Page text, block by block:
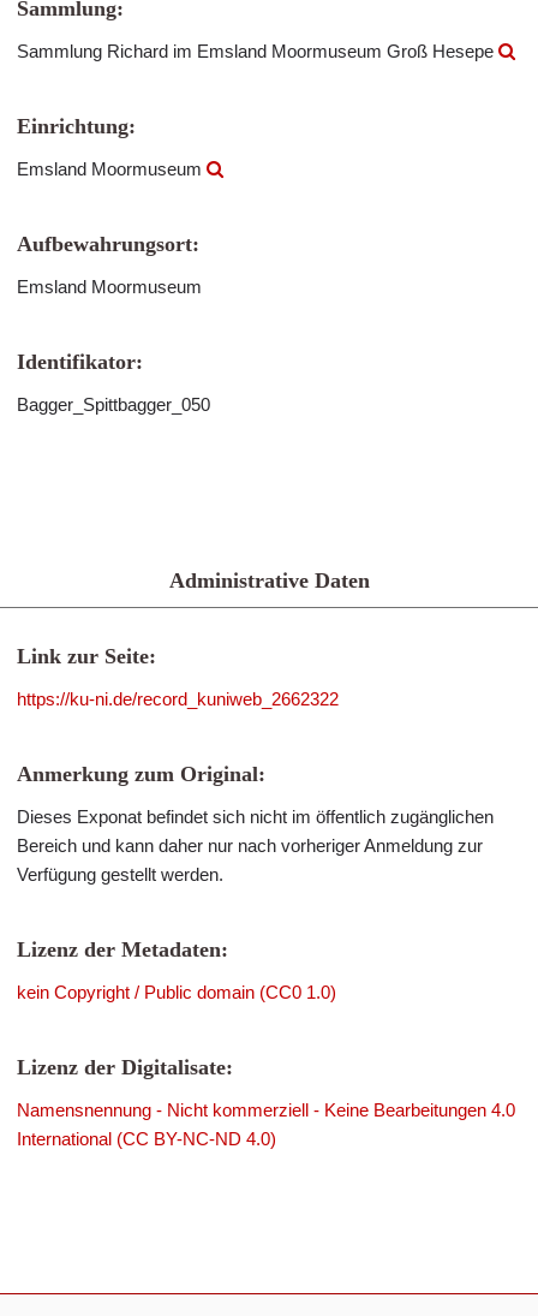
Sammlung:
Sammlung Richard im Emsland Moormuseum Groß Hesepe
Einrichtung:
Emsland Moormuseum
Aufbewahrungsort:
Emsland Moormuseum
Identifikator:
Bagger_Spittbagger_050
Administrative Daten
Link zur Seite:
https://ku-ni.de/record_kuniweb_2662322
Anmerkung zum Original:
Dieses Exponat befindet sich nicht im öffentlich zugänglichen
Bereich und kann daher nur nach vorheriger Anmeldung zur
Verfügung gestellt werden.
Lizenz der Metadaten:
kein Copyright / Public domain (CC0 1.0)
Lizenz der Digitalisate:
Namensnennung - Nicht kommerziell - Keine Bearbeitungen 4.0
International (CC BY-NC-ND 4.0)